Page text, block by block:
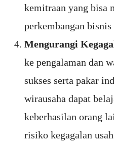
kemitraan yang bisa
perkembangan bisnis
Mengurangi
ke pengalaman dan
sukses serta pakar
wirausaha dapat
keberhasilan orang
risiko kegagalan